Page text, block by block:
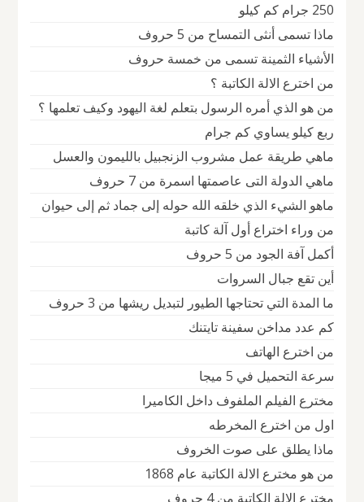
250 جرام كم كيلو
ماذا تسمى أنثى التمساح من 5 حروف
الأشياء الثمينة تسمى من خمسة حروف
من اخترع الالة الكاتبة ؟
من هو الذي أمره الرسول بتعلم لغة اليهود وكيف تعلمها ؟
ربع كيلو يساوي كم جرام
ماهي طريقة عمل مشروب الزنجبيل بالليمون والعسل
ماهي الدولة التى عاصمتها اسمرة من 7 حروف
ماهو الشيء الذي خلقه الله حوله إلى جماد ثم إلى حيوان
من وراء اختراع أول آلة كاتبة
أكمل آفة الجود من 5 حروف
أين تقع جبال السروات
ما المدة التي تحتاجها الطيور لتبديل ريشها من 3 حروف
كم عدد مداخن سفينة تايتنك
من اخترع الهاتف
سرعة التحميل في 5 ميجا
مخترع الفيلم الملفوف داخل الكاميرا
اول من اخترع المخرطه
ماذا يطلق على صوت الخروف
من هو مخترع الالة الكاتبة عام 1868
مخترع الالة الكاتبة من 4 حروف